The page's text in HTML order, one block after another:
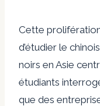
Cette
d’étudier le
noirs en Asie
étudiants
que des